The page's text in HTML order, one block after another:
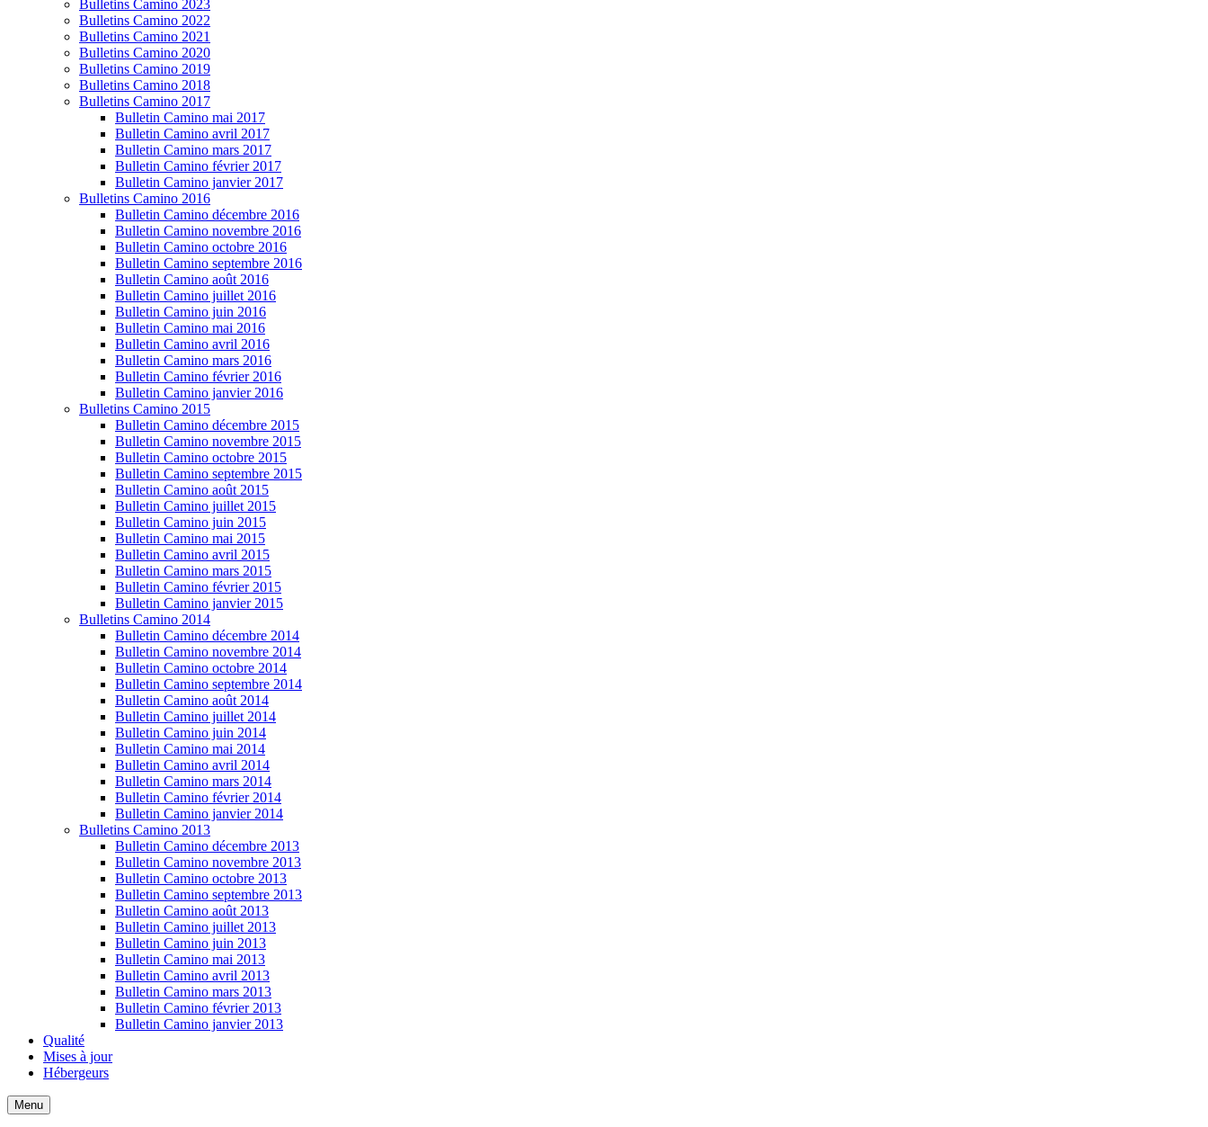
Bulletins Camino 2023
Bulletins Camino 2022
Bulletins Camino 2021
Bulletins Camino 2020
Bulletins Camino 2019
Bulletins Camino 2018
Bulletins Camino 2017
Bulletin Camino mai 2017
Bulletin Camino avril 2017
Bulletin Camino mars 2017
Bulletin Camino février 2017
Bulletin Camino janvier 2017
Bulletins Camino 2016
Bulletin Camino décembre 2016
Bulletin Camino novembre 2016
Bulletin Camino octobre 2016
Bulletin Camino septembre 2016
Bulletin Camino août 2016
Bulletin Camino juillet 2016
Bulletin Camino juin 2016
Bulletin Camino mai 2016
Bulletin Camino avril 2016
Bulletin Camino mars 2016
Bulletin Camino février 2016
Bulletin Camino janvier 2016
Bulletins Camino 2015
Bulletin Camino décembre 2015
Bulletin Camino novembre 2015
Bulletin Camino octobre 2015
Bulletin Camino septembre 2015
Bulletin Camino août 2015
Bulletin Camino juillet 2015
Bulletin Camino juin 2015
Bulletin Camino mai 2015
Bulletin Camino avril 2015
Bulletin Camino mars 2015
Bulletin Camino février 2015
Bulletin Camino janvier 2015
Bulletins Camino 2014
Bulletin Camino décembre 2014
Bulletin Camino novembre 2014
Bulletin Camino octobre 2014
Bulletin Camino septembre 2014
Bulletin Camino août 2014
Bulletin Camino juillet 2014
Bulletin Camino juin 2014
Bulletin Camino mai 2014
Bulletin Camino avril 2014
Bulletin Camino mars 2014
Bulletin Camino février 2014
Bulletin Camino janvier 2014
Bulletins Camino 2013
Bulletin Camino décembre 2013
Bulletin Camino novembre 2013
Bulletin Camino octobre 2013
Bulletin Camino septembre 2013
Bulletin Camino août 2013
Bulletin Camino juillet 2013
Bulletin Camino juin 2013
Bulletin Camino mai 2013
Bulletin Camino avril 2013
Bulletin Camino mars 2013
Bulletin Camino février 2013
Bulletin Camino janvier 2013
Qualité
Mises à jour
Hébergeurs
Menu